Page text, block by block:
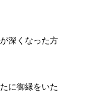
深くなった方
に御縁をいた